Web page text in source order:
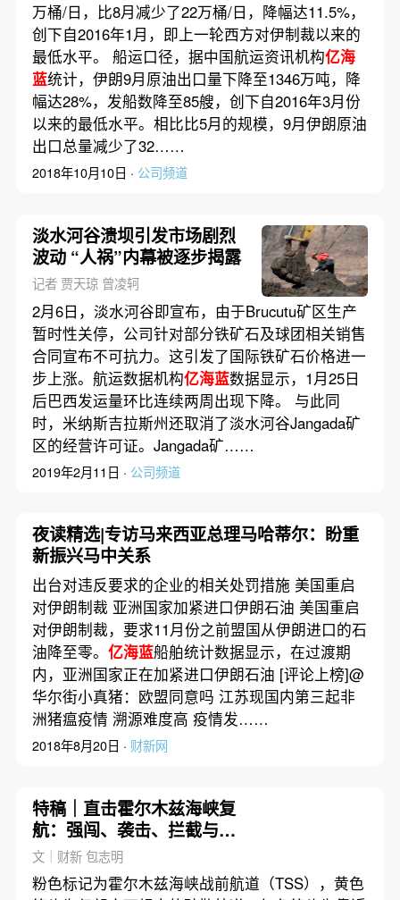
万桶/日，比8月减少了22万桶/日，降幅达11.5%，
创下自2016年1月，即上一轮西方对伊制裁以来的
最低水平。 船运口径，据中国航运资讯机构亿海
蓝统计，伊朗9月原油出口量下降至1346万吨，降
幅达28%，发船数降至85艘，创下自2016年3月份
以来的最低水平。相比比5月的规模，9月伊朗原油
出口总量减少了32……
2018年10月10日 · 公司频道
淡水河谷溃坝引发市场剧烈
波动 “人祸”内幕被逐步揭露
记者 贾天琼 曾凌轲
2月6日，淡水河谷即宣布，由于Brucutu矿区生产
暂时性关停，公司针对部分铁矿石及球团相关销售
合同宣布不可抗力。这引发了国际铁矿石价格进一
步上涨。航运数据机构亿海蓝数据显示，1月25日
后巴西发运量环比连续两周出现下降。 与此同
时，米纳斯吉拉斯州还取消了淡水河谷Jangada矿
区的经营许可证。Jangada矿……
2019年2月11日 · 公司频道
夜读精选|专访马来西亚总理马哈蒂尔：盼重
新振兴马中关系
出台对违反要求的企业的相关处罚措施 美国重启
对伊朗制裁 亚洲国家加紧进口伊朗石油 美国重启
对伊朗制裁，要求11月份之前盟国从伊朗进口的石
油降至零。 亿海蓝船舶统计数据显示，在过渡期
内，亚洲国家正在加紧进口伊朗石油 [评论上榜]@
华尔街小真猪：欧盟同意吗 江苏现国内第三起非
洲猪瘟疫情 溯源难度高 疫情发……
2018年8月20日 · 财新网
特稿｜直击霍尔木兹海峡复
航：强闯、袭击、拦截与运
气
文｜财新 包志明
粉色标记为霍尔木兹海峡战前航道（TSS），黄色